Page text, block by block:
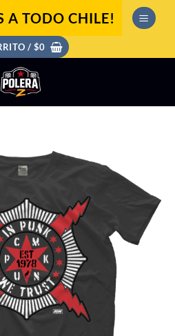
A TODO CHILE!
/ $0